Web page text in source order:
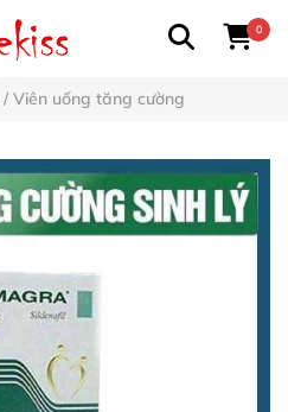
0
/ Viên uống tăng cường